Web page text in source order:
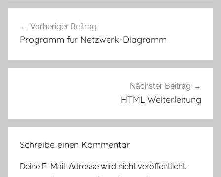
Vorheriger Beitrag
Programm für Netzwerk-Diagramm
Nächster Beitrag
HTML Weiterleitung
Schreibe einen Kommentar
Deine E-Mail-Adresse wird nicht veröffentlicht.